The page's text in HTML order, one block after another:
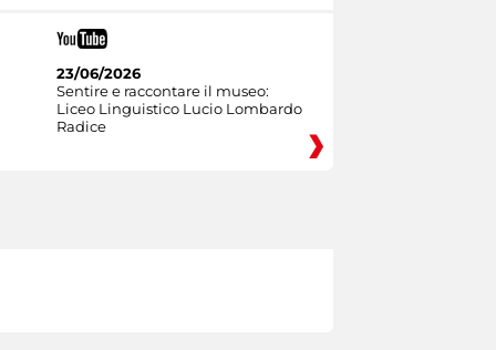
23/06/2026
Sentire e raccontare il museo:
Liceo Linguistico Lucio Lombardo
Radice